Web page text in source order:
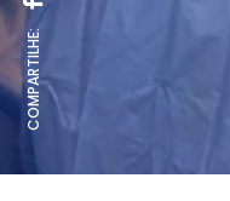
COMPARTILHE: